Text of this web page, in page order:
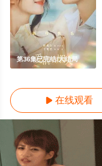
第36集已完结/大结局
 在线观看